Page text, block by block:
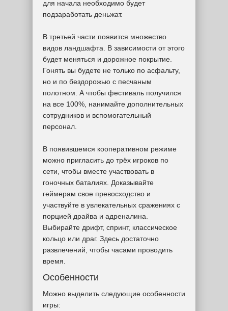
для начала необходимо будет
подзаработать деньжат.
В третьей части появится множество
видов ландшафта. В зависимости от этого
будет меняться и дорожное покрытие.
Гонять вы будете не только по асфальту,
но и по бездорожью с песчаным
полотном. А чтобы фестиваль получился
на все 100%, нанимайте дополнительных
сотрудников и вспомогательный
персонал.
В появившемся кооперативном режиме
можно пригласить до трёх игроков по
сети, чтобы вместе участвовать в
гоночных баталиях. Доказывайте
геймерам свое превосходство и
участвуйте в увлекательных сражениях с
порцией драйва и адреналина.
Выбирайте дрифт, спринт, классическое
кольцо или драг. Здесь достаточно
развлечений, чтобы часами проводить
время.
Особенности
Можно выделить следующие особенности
игры: